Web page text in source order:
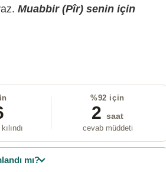
Muabbir (Pîr) senin için
%92 için
2 saat
cevab müddeti
mı?